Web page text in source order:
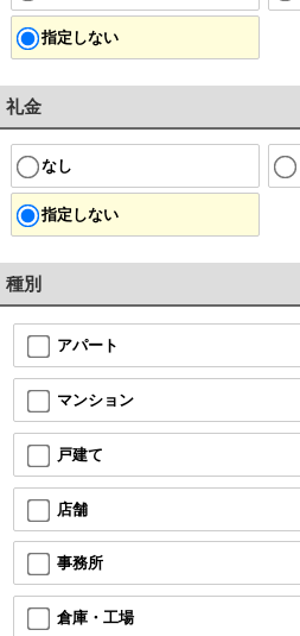
指定しない
礼金
なし
指定しない
種別
アパート
マンション
戸建て
店舗
事務所
倉庫・工場